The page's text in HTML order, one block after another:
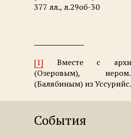
377 лл., л.29об-30
[1] Вместе с
(Озеровым),
(Балябиным) из
События